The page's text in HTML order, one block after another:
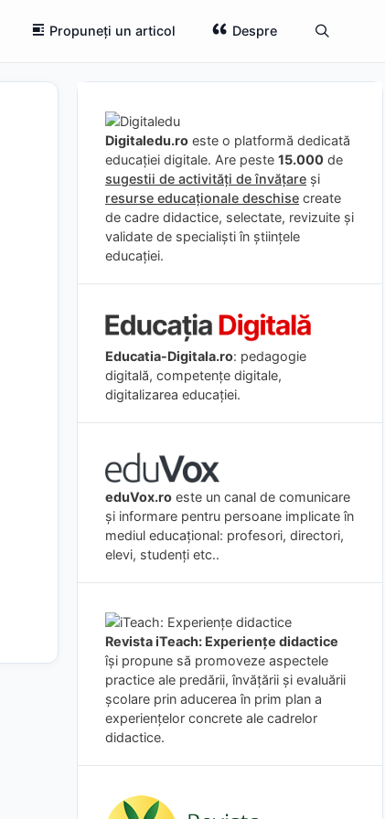
Propuneți un articol Despre
Digitaledu.ro este o platformă dedicată
educației digitale. Are peste 15.000 de
sugestii de activități de învățare și
resurse educaționale deschise create
de cadre didactice, selectate, revizuite și
validate de specialiști în științele
educației.
Educatia-Digitala.ro: pedagogie
digitală, competențe digitale,
digitalizarea educației.
eduVox.ro este un canal de comunicare
și informare pentru persoane implicate în
mediul educațional: profesori, directori,
elevi, studenți etc..
Revista iTeach: Experienţe didactice
îşi propune să promoveze aspectele
practice ale predării, învăţării şi evaluării
şcolare prin aducerea în prim plan a
experienţelor concrete ale cadrelor
didactice.